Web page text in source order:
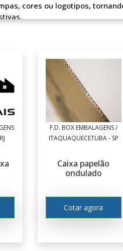
cores ou logotipos,
salgados de festa possuem
pode ser fixada com dobras
personalizadas de acordo com
evento, o tema da festa, o
exclusivas e alinhadas com
salgados de festa são
design ergonômico que
e presentear salgados em
Elas proporcionam
cheguem aos convidados
F.D. BOX EMBALAGENS /
ITAQUAQUECETUBA - SP
Caixa papelão
ondulado
Cotar agora